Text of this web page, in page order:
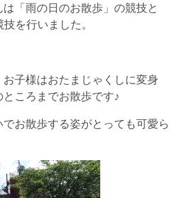
「雨の日のお散歩」の競技と
を行いました。
子様はおたまじゃくしに変身
ころまでお散歩です♪
お散歩する姿がとっても可愛ら